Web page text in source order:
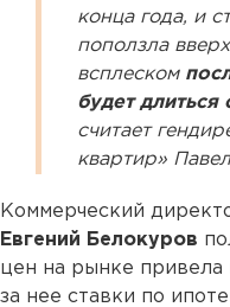
конца года, и
поползла
всплеском
будет длиться
считает
квартир»
Коммерческий
Евгений Белокуров
цен на рынке привела
за нее ставки по